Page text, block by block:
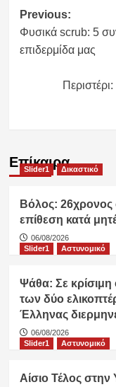
Post
Previous:
Φυσικά scrub: 5
επιδερμίδα μας
Επίκαιρα
Slider1 Δικαστικό
Βόλος: 26χρονος
επίθεση κατά
06/08/2026
Slider1
Αστυνομικό
Ψάθα: Σε
των δύο
Έλληνας
06/08/2026
Slider1
Αστυνομικό
Αίσιο Τέλος